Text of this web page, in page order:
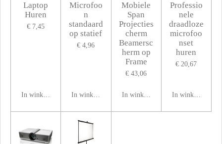
Laptop
Huren
€ 7,45
In winkelwagen
Microfoo
n
standaard
op statief
€ 4,96
In winkelwagen
Mobiele
Span
Projecties
cherm
Beamersc
herm op
Frame
€ 43,06
In winkelwagen
Professio
nele
draadloze
microfoo
nset
huren
€ 20,67
In winkelwagen